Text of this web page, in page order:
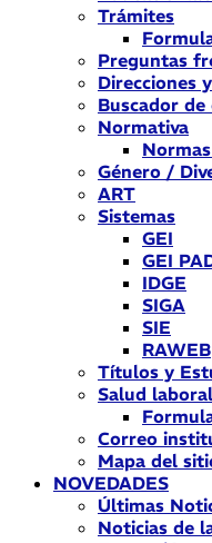
Trámites
Preguntas
Direcciones
Buscador de
Normativa
Género /
ART
Sistemas
GEI
GEI
IDGE
SIGA
SIE
RAWEB
Títulos y
Salud laboral
Correo
Mapa del
NOVEDADES
Últimas
Noticias de